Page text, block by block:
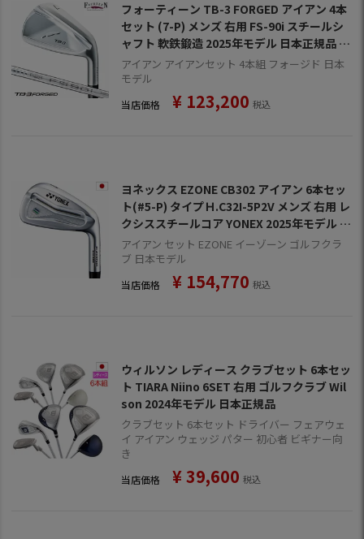
フォーティーン TB-3 FORGED アイアン 4本
セット (7-P) メンズ 右用 FS-90i スチールシ
ャフト 軟鉄鍛造 2025年モデル 日本正規品 F
OURTEEN ゴルフクラブ
アイアン アイアンセット 4本組 フォージド 日本
モデル
当店価格 ¥ 123,200 税込
ヨネックス EZONE CB302 アイアン 6本セッ
ト(#5-P) タイプＨ.C32I-5P2V メンズ 右用 レ
クシススチールコア YONEX 2025年モデル 日
本正規品
アイアン セット EZONE イーゾーン ゴルフクラ
ブ 日本モデル
当店価格 ¥ 154,770 税込
ウィルソン レディース クラブセット 6本セッ
ト TIARA Niino 6SET 右用 ゴルフクラブ Wil
son 2024年モデル 日本正規品
クラブセット 6本セット ドライバー フェアウェ
イ アイアン ウェッジ パター 初心者 ビギナー向
き
当店価格 ¥39,600 税込